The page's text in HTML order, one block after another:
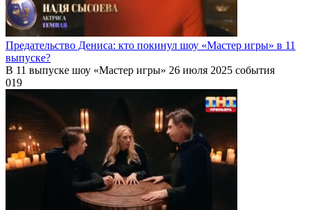
Предательство Дениса: кто покинул шоу «Мастер игры» в 11
выпуске?
В 11 выпуске шоу «Мастер игры» 26 июля 2025 события
019